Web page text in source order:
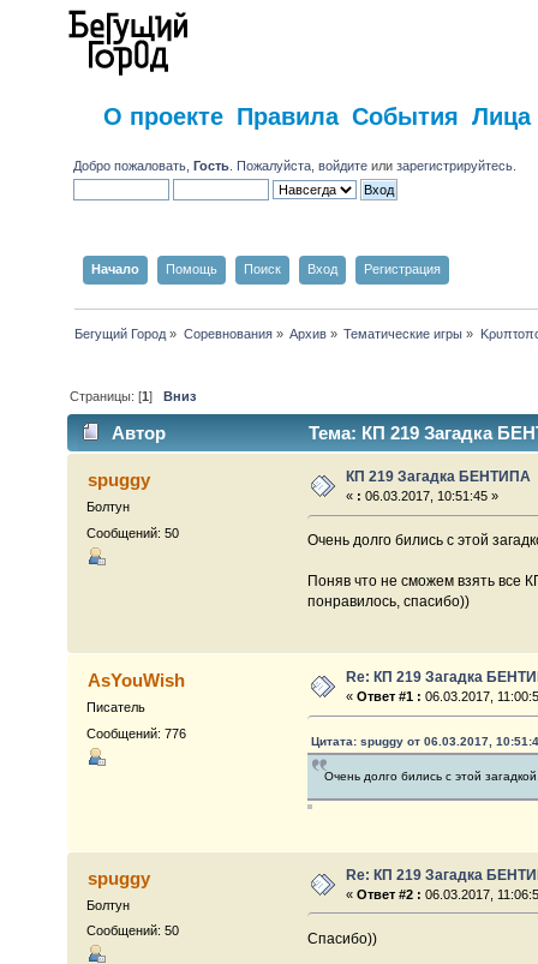
О проекте Правила События Лица
Добро пожаловать,Гость . Пожалуйста,войдите илизарегистрируйтесь
Начало Помощь Поиск Вход Регистрация
Бегущий Город » Соревнования» Архив » Тематические игры »
Страницы: [1]Вниз
Автор Тема: КП 219 Загадка
spuggy
Болтун
Сообщений: 50
КП 219 Загадка БЕНТИПА
« : 06.03.2017, 10:51:45 »
Очень долго бились с этой
Поняв что не сможем взять все
понравилось, спасибо))
AsYouWish
Писатель
Сообщений: 776
Re: КП 219 Загадка
«Ответ #1 : 06.03.2017,
Цитата: spuggy от 06.03.2017,
Очень долго бились с этой
spuggy
Болтун
Сообщений: 50
Re: КП 219 Загадка
«Ответ #2 : 06.03.2017,
Спасибо))